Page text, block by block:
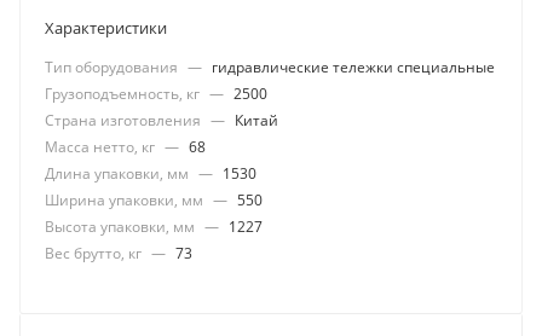
Характеристики
Тип оборудования — гидравлические тележки специальные
Грузоподъемность, кг — 2500
Страна изготовления — Китай
Масса нетто, кг — 68
Длина упаковки, мм — 1530
Ширина упаковки, мм — 550
Высота упаковки, мм — 1227
Вес брутто, кг — 73